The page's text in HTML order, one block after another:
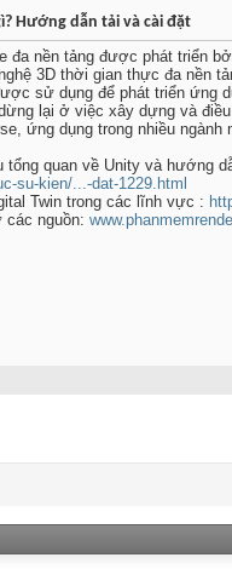
Hướng dẫn tải và cài đặt
đa nền tảng được phát triển
3D thời gian thực đa nền
sử dụng để phát triển ứng
lại ở việc xây dựng và
ứng dụng trong nhiều
tổng quan về Unity và hướng
su-kien/...-dat-1229.html
Twin trong các lĩnh vực :
các nguồn: